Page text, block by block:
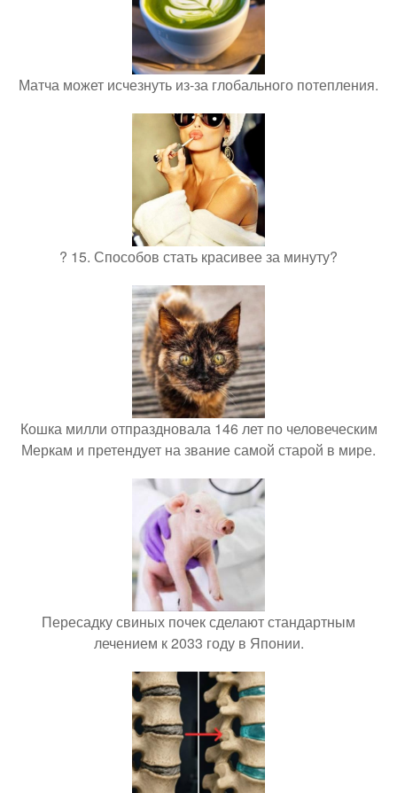
Матча может исчезнуть из-за глобального потепления.
? 15. Способов стать красивее за минуту?
Кошка милли отпраздновала 146 лет по человеческим
Меркам и претендует на звание самой старой в мире.
Пересадку свиных почек сделают стандартным
лечением к 2033 году в Японии.